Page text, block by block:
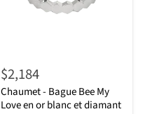
$2,184
Chaumet - Bague Bee My
Love en or blanc et diamant